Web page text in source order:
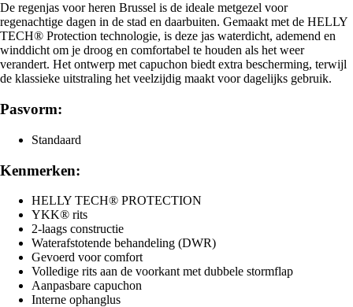
De regenjas voor heren Brussel is de ideale metgezel voor
regenachtige dagen in de stad en daarbuiten. Gemaakt met de HELLY
TECH® Protection technologie, is deze jas waterdicht, ademend en
winddicht om je droog en comfortabel te houden als het weer
verandert. Het ontwerp met capuchon biedt extra bescherming, terwijl
de klassieke uitstraling het veelzijdig maakt voor dagelijks gebruik.
Pasvorm:
Standaard
Kenmerken:
HELLY TECH® PROTECTION
YKK® rits
2-laags constructie
Waterafstotende behandeling (DWR)
Gevoerd voor comfort
Volledige rits aan de voorkant met dubbele stormflap
Aanpasbare capuchon
Interne ophanglus